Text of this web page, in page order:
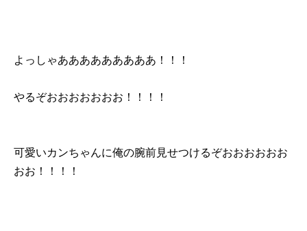
よっしゃあああああああああ！！！
やるぞおおおおおおお！！！！
可愛いカンちゃんに俺の腕前見せつけるぞおおおおおお
おお！！！！